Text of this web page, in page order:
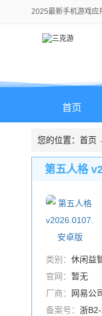
2025最新手机游戏应
首页
您的位置： 首页
第五人格
类别： 休闲益
官网： 暂无
厂商：
网易公
备案号： 浙